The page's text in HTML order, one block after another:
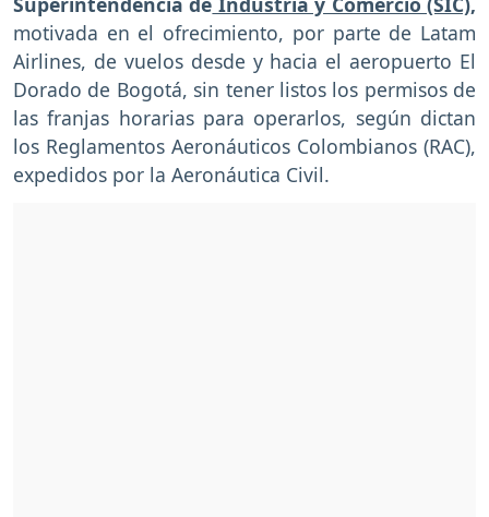
motivada en el ofrecimiento, por parte de Latam
Airlines, de vuelos desde y hacia el aeropuerto El
Dorado de Bogotá, sin tener listos los permisos de
las franjas horarias para operarlos, según dictan
los Reglamentos Aeronáuticos Colombianos (RAC),
expedidos por la Aeronáutica Civil.